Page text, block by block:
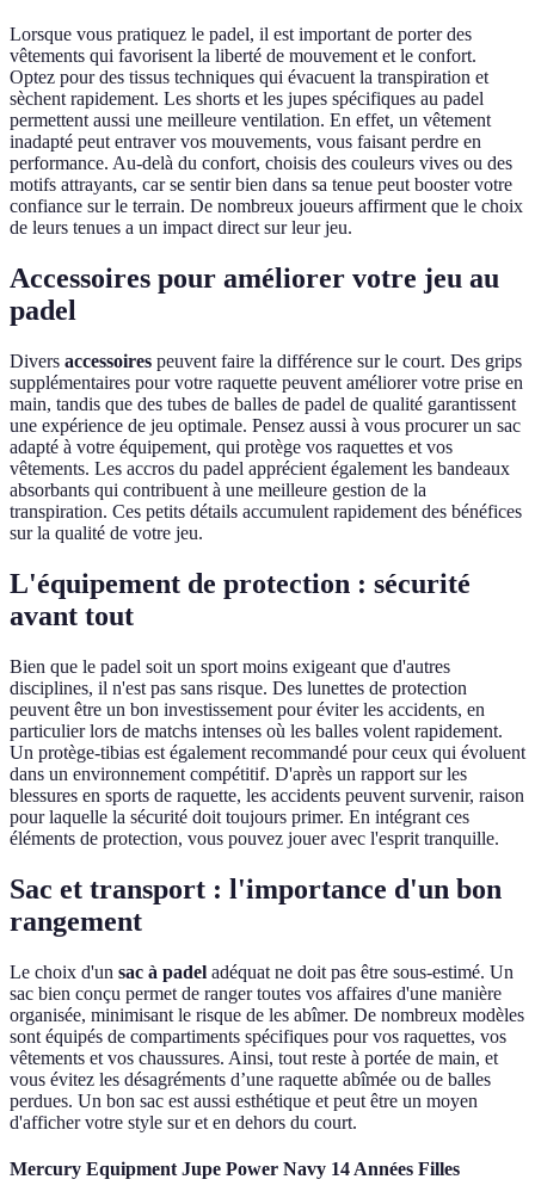
Lorsque vous pratiquez le padel, il est important de porter des
vêtements qui favorisent la liberté de mouvement et le confort.
Optez pour des tissus techniques qui évacuent la transpiration et
sèchent rapidement. Les shorts et les jupes spécifiques au padel
permettent aussi une meilleure ventilation. En effet, un vêtement
inadapté peut entraver vos mouvements, vous faisant perdre en
performance. Au-delà du confort, choisis des couleurs vives ou des
motifs attrayants, car se sentir bien dans sa tenue peut booster votre
confiance sur le terrain. De nombreux joueurs affirment que le choix
de leurs tenues a un impact direct sur leur jeu.
Accessoires pour améliorer votre jeu au
padel
Divers accessoires peuvent faire la différence sur le court. Des grips
supplémentaires pour votre raquette peuvent améliorer votre prise en
main, tandis que des tubes de balles de padel de qualité garantissent
une expérience de jeu optimale. Pensez aussi à vous procurer un sac
adapté à votre équipement, qui protège vos raquettes et vos
vêtements. Les accros du padel apprécient également les bandeaux
absorbants qui contribuent à une meilleure gestion de la
transpiration. Ces petits détails accumulent rapidement des bénéfices
sur la qualité de votre jeu.
L'équipement de protection : sécurité
avant tout
Bien que le padel soit un sport moins exigeant que d'autres
disciplines, il n'est pas sans risque. Des lunettes de protection
peuvent être un bon investissement pour éviter les accidents, en
particulier lors de matchs intenses où les balles volent rapidement.
Un protège-tibias est également recommandé pour ceux qui évoluent
dans un environnement compétitif. D'après un rapport sur les
blessures en sports de raquette, les accidents peuvent survenir, raison
pour laquelle la sécurité doit toujours primer. En intégrant ces
éléments de protection, vous pouvez jouer avec l'esprit tranquille.
Sac et transport : l'importance d'un bon
rangement
Le choix d'un sac à padel adéquat ne doit pas être sous-estimé. Un
sac bien conçu permet de ranger toutes vos affaires d'une manière
organisée, minimisant le risque de les abîmer. De nombreux modèles
sont équipés de compartiments spécifiques pour vos raquettes, vos
vêtements et vos chaussures. Ainsi, tout reste à portée de main, et
vous évitez les désagréments d’une raquette abîmée ou de balles
perdues. Un bon sac est aussi esthétique et peut être un moyen
d'afficher votre style sur et en dehors du court.
Mercury Equipment Jupe Power Navy 14 Années Filles